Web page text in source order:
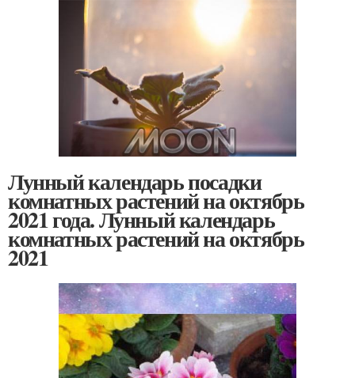
Лунный календарь посадки
комнатных растений на октябрь
2021 года. Лунный календарь
комнатных растений на октябрь
2021